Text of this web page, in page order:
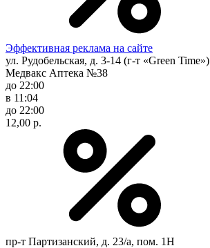
Эффективная реклама на сайте
ул. Рудобельская, д. 3-14 (г-т «Green Time»)
Медвакс Аптека №38
до 22:00
в 11:04
до 22:00
12,00 р.
пр-т Партизанский, д. 23/а, пом. 1Н